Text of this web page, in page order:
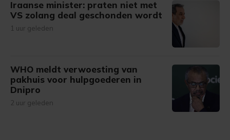
Iraanse minister: praten niet met
VS zolang deal geschonden wordt
1 uur geleden
WHO meldt verwoesting van
pakhuis voor hulpgoederen in
Dnipro
2 uur geleden